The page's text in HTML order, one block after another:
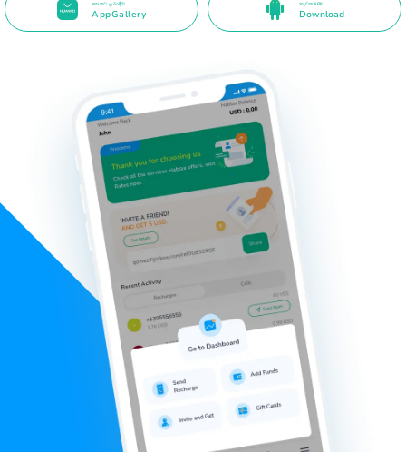
පොතට ලබාදීම
AppGallery
නැවත APK
Download